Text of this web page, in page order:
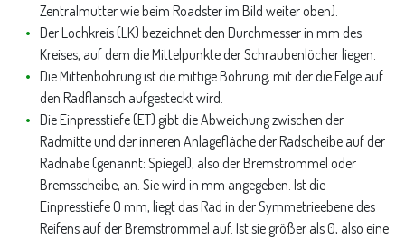
Zentralmutter wie beim Roadster im Bild weiter oben).
Der Lochkreis (LK) bezeichnet den Durchmesser in mm des
Kreises, auf dem die Mittelpunkte der Schraubenlöcher liegen.
Die Mittenbohrung ist die mittige Bohrung, mit der die Felge auf
den Radflansch aufgesteckt wird.
Die Einpresstiefe (ET) gibt die Abweichung zwischen der
Radmitte und der inneren Anlagefläche der Radscheibe auf der
Radnabe (genannt: Spiegel), also der Bremstrommel oder
Bremsscheibe, an. Sie wird in mm angegeben. Ist die
Einpresstiefe 0 mm, liegt das Rad in der Symmetrieebene des
Reifens auf der Bremstrommel auf. Ist sie größer als 0, also eine